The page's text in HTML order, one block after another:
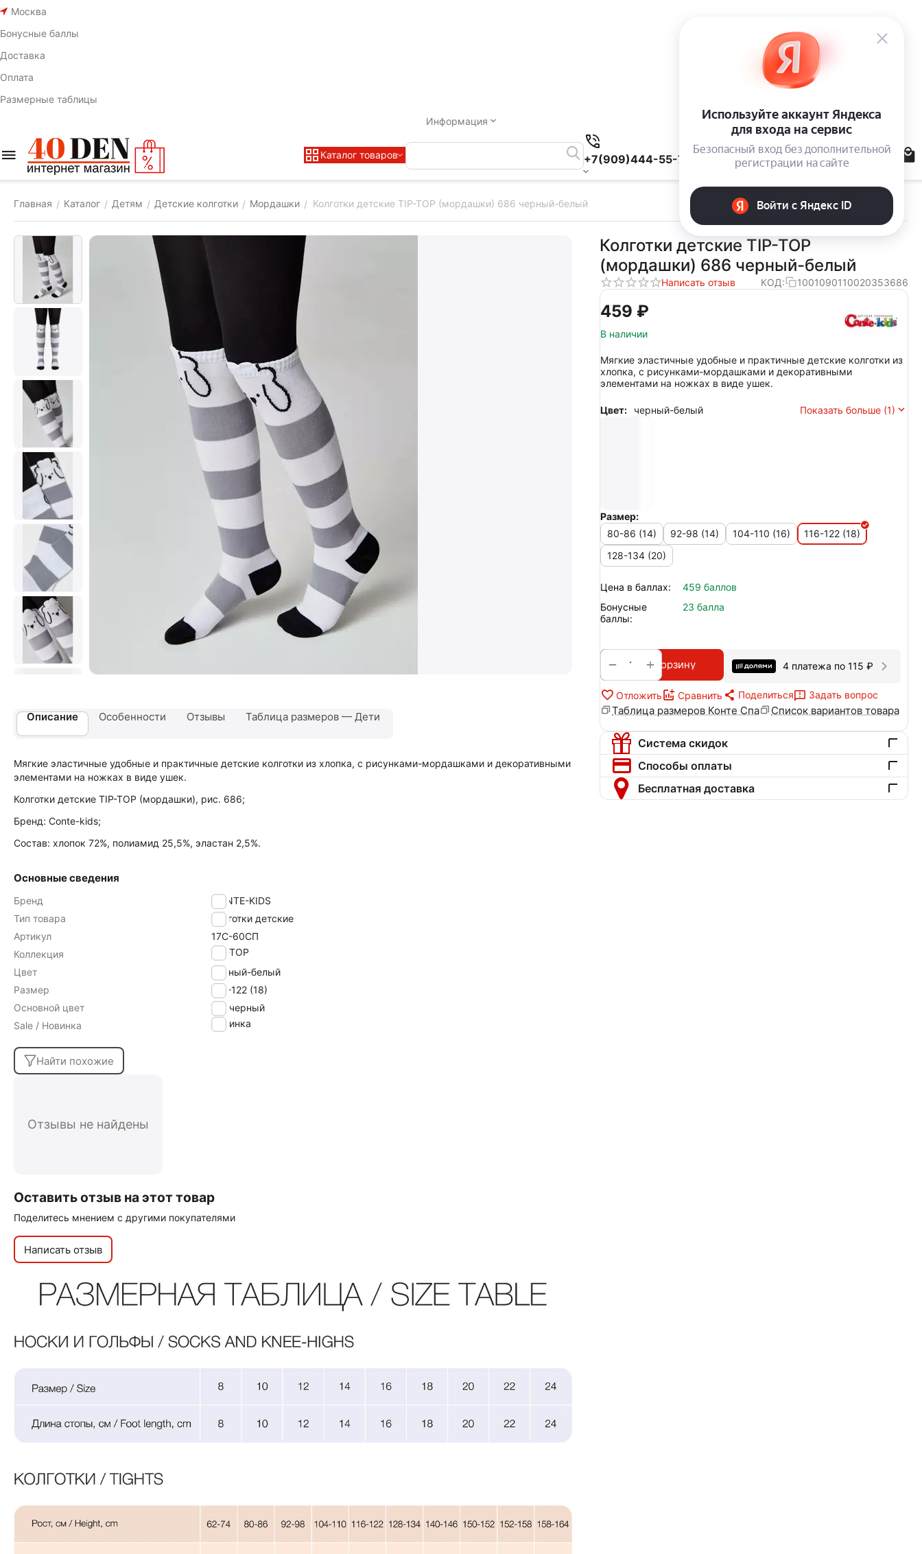
Москва
Бонусные баллы
Доставка
Оплата
Размерные таблицы
Информация
Каталог товаров +7(909)444-55-78
Главная / Каталог / Детям / Детские колготки / Мордашки / Колготки детские TIP-TOP (мордашки) 686 черный-белый
Колготки детские TIP-TOP
(мордашки) 686 черный-белый
Написать отзыв КОД: 1001090110020353686
‍459‍ ₽
В наличии
Мягкие эластичные удобные и практичные детские колготки из
хлопка, с рисунками-мордашками и декоративными
элементами на ножках в виде ушек.
Цвет: черный-белый Показать больше (1)
Размер:
80-86 (14)
92-98 (14) 104-110 (16)
116-122 (18)
128-134 (20)
Цена в баллах:
459 баллов
Бонусные
баллы:
23 балла
+
− В корзину 4 платежа по 115 ₽
Отложить Сравнить Поделиться Задать вопрос
Таблица размеров Конте Спа Список вариантов товара
Система скидок
Способы оплаты
Бесплатная доставка
Описание Особенности Отзывы Таблица размеров — Дети
Мягкие эластичные удобные и практичные детские колготки из хлопка, с рисунками-мордашками и декоративными
элементами на ножках в виде ушек.
Колготки детские TIP-TOP (мордашки), рис. 686;
Бренд: Conte-kids;
Состав: хлопок 72%, полиамид 25,5%, эластан 2,5%.
Основные сведения
Бренд
CONTE-KIDS
Тип товара
Колготки детские
Артикул
17С-60СП
Коллекция
TIP-TOP
Цвет
черный-белый
Размер
116-122 (18)
Основной цвет
черный
Sale / Новинка
Новинка
Найти похожие
Отзывы не найдены
Оставить отзыв на этот товар
Поделитесь мнением с другими покупателями
Написать отзыв